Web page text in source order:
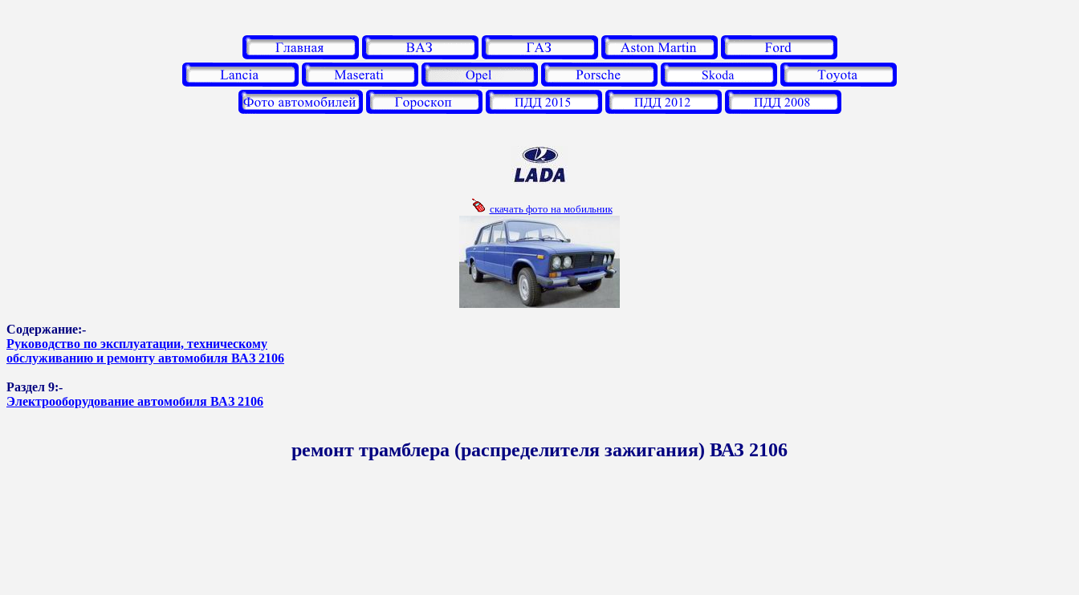
скачать фото на мобильник
Содержание:-
Руководство по эксплуатации, техническому
обслуживанию и ремонту автомобиля ВАЗ 2106
Раздел 9:-
Электрооборудование автомобиля ВАЗ 2106
ремонт трамблера (распределителя зажигания) ВАЗ 2106